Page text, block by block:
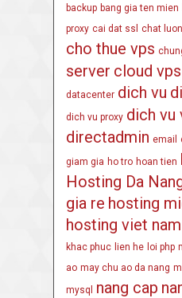
backup bang gia ten mien
proxy cai dat ssl chat
cho thue vps
server cloud vps
datacenter dich vu
dich vu proxy dich vu
directadmin email
giam gia ho tro hoan tien
Hosting Da
gia re hosting
hosting viet nam
khac phuc lien he loi php
ao may chu ao da nang
mysql
nang cap